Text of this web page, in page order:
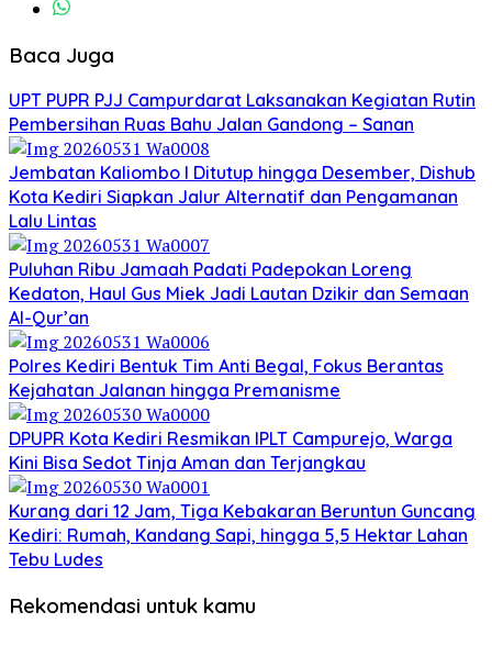
Baca Juga
UPT PUPR PJJ Campurdarat Laksanakan Kegiatan Rutin
Pembersihan Ruas Bahu Jalan Gandong – Sanan
Jembatan Kaliombo I Ditutup hingga Desember, Dishub
Kota Kediri Siapkan Jalur Alternatif dan Pengamanan
Lalu Lintas
Puluhan Ribu Jamaah Padati Padepokan Loreng
Kedaton, Haul Gus Miek Jadi Lautan Dzikir dan Semaan
Al-Qur’an
Polres Kediri Bentuk Tim Anti Begal, Fokus Berantas
Kejahatan Jalanan hingga Premanisme
DPUPR Kota Kediri Resmikan IPLT Campurejo, Warga
Kini Bisa Sedot Tinja Aman dan Terjangkau
Kurang dari 12 Jam, Tiga Kebakaran Beruntun Guncang
Kediri: Rumah, Kandang Sapi, hingga 5,5 Hektar Lahan
Tebu Ludes
Rekomendasi untuk kamu